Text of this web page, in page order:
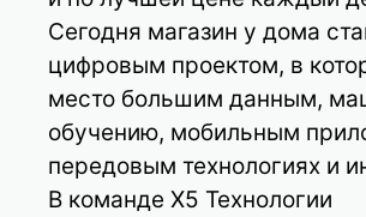
Сегодня магазин у дома
цифровым проектом, в
место большим данным,
обучению, мобильным
передовым технологиях и
В команде Х5 Технологии